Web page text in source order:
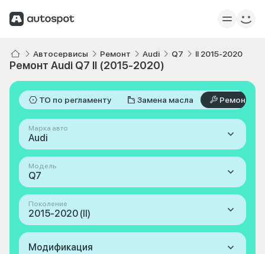
Автосервисы Ремонт Audi Q7 II 2015-2020
Ремонт Audi Q7 II (2015-2020)
ТО по регламенту Замена масла Ремонт
Марка авто
Audi
Модель
Q7
Поколение
2015-2020 (II)
Модификация